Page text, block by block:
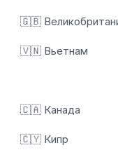
🇬🇧
🇻🇳 Вьетнам
🇨🇦 Канада
🇨🇾 Кипр